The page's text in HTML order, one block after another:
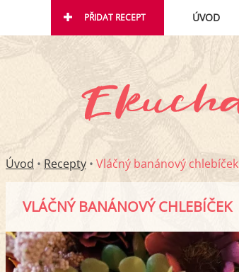
PŘIDAT RECEPT ÚVOD
Úvod • Recepty • Vláčný banánový chlebíček
VLÁČNÝ BANÁNOVÝ CHLEBÍČEK